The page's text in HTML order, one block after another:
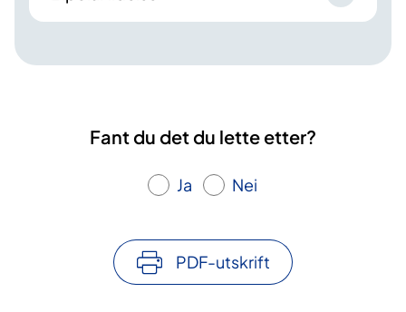
Fant du det du lette etter?
Ja Nei
PDF-utskrift